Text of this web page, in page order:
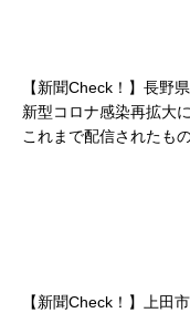
【新聞Check！】長野
新型コロナ感染再拡大
これまで配信されたもの
【新聞Check！】上田